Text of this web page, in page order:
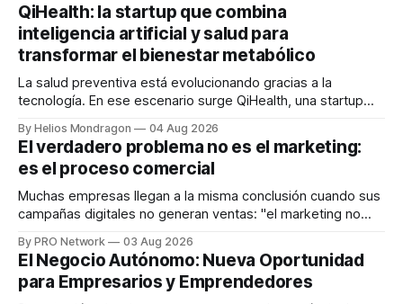
QiHealth: la startup que combina
inteligencia artificial y salud para
transformar el bienestar metabólico
La salud preventiva está evolucionando gracias a la
tecnología. En ese escenario surge QiHealth, una startup
dispositivos inteligentes, inteligencia artificial y monitoreo
en tiempo real para ayudar a las personas a tomar mejores
decisiones sobre su salud metabólica. Su propuesta busca
responder
By Helios Mondragon 04 Aug 2026
El verdadero problema no es el marketing:
es el proceso comercial
Muchas empresas llegan a la misma conclusión cuando sus
campañas digitales no generan ventas: "el marketing no
INTERIUS, el problema suele estar en otro lugar. Durante
una entrevista para el podcast SER PRO, el especialista en
marketing digital explicó que
By PRO Network 03 Aug 2026
El Negocio Autónomo: Nueva Oportunidad
para Empresarios y Emprendedores